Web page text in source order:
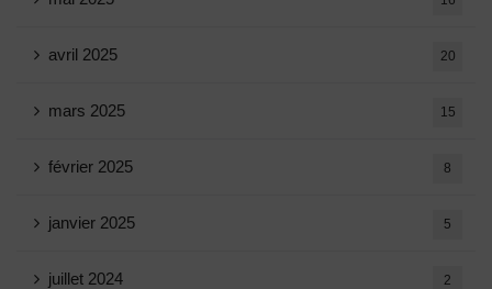
avril 2025 20
mars 2025 15
février 2025 8
janvier 2025 5
juillet 2024 2